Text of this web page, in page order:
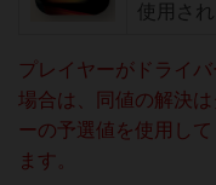
使用され
プレイヤーがドライ
場合は、同値の解決
ーの予選値を使用し
ます。